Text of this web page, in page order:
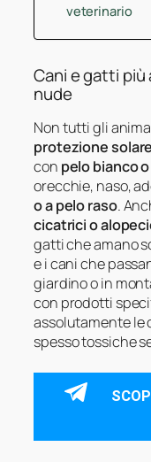
veterinario
Cani e gatti più
nude
Non tutti gli
protezione solare
con pelo bianco
orecchie, naso,
o a pelo raso.
cicatrici o
gatti che amano
e i cani che
giardino o in
con prodotti
assolutamente le
spesso tossiche